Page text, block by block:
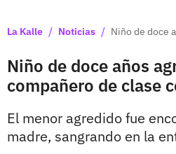
La Kalle / Noticias / Niño de doce
Niño de doce años
compañero de clase
El menor agredido fue
madre, sangrando en la